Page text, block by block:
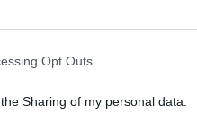
Opt Outs
Sharing of my personal data.